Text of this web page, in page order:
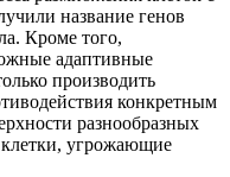
название генов
Кроме того,
адаптивные
производить
конкретным
разнообразных
клетки, угрожающие